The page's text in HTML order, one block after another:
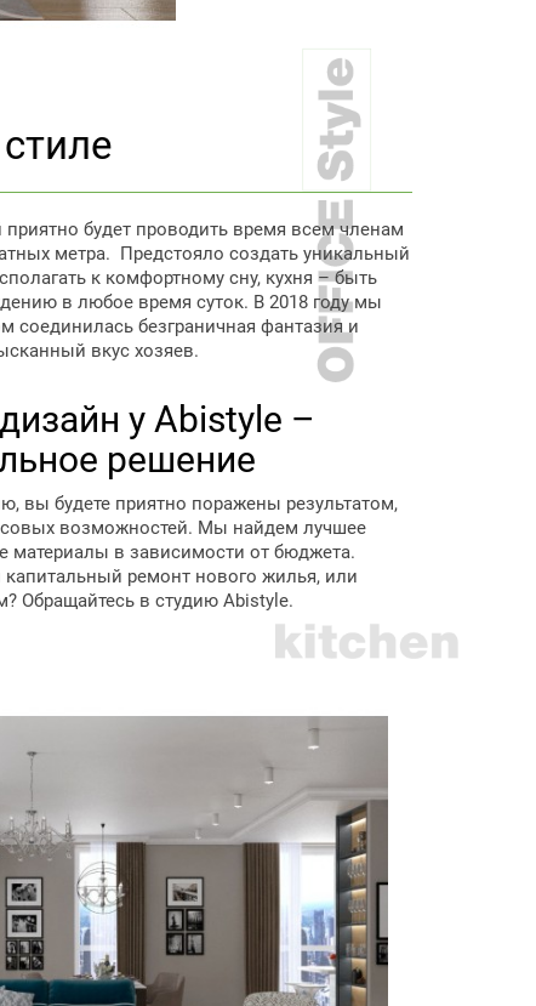
будет проводить время всем членам
метра. Предстояло создать уникальный
к комфортному сну, кухня – быть
в любое время суток. В 2018 году мы
соединилась безграничная фантазия и
вкус хозяев.
у Abistyle –
решение
вы будете приятно поражены результатом,
возможностей. Мы найдем лучшее
материалы в зависимости от бюджета.
капитальный ремонт нового жилья, или
Обращайтесь в студию Abistyle.